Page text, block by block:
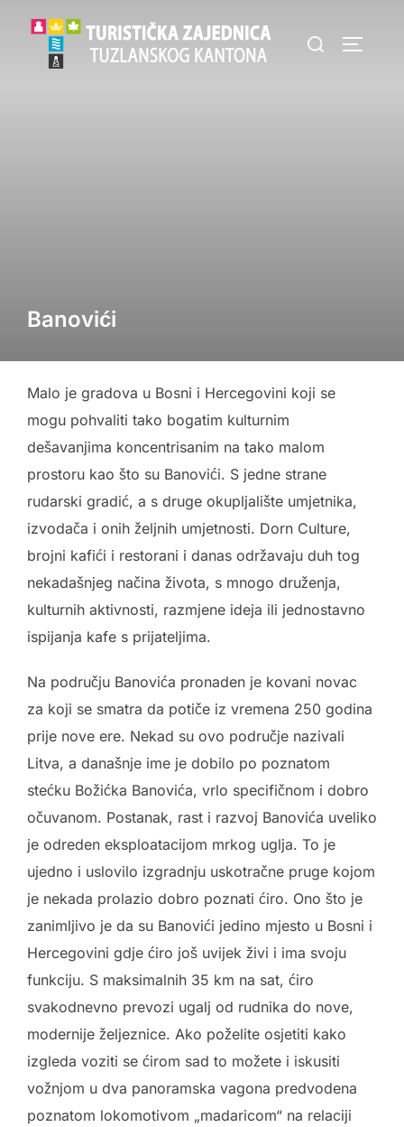
Search
Banovići
Malo je gradova u Bosni i Hercegovini koji se
mogu pohvaliti tako bogatim kulturnim
dešavanjima koncentrisanim na tako malom
prostoru kao što su Banovići. S jedne strane
rudarski gradić, a s druge okupljalište umjetnika,
izvodača i onih željnih umjetnosti. Dorn Culture,
brojni kafići i restorani i danas održavaju duh tog
nekadašnjeg načina života, s mnogo druženja,
kulturnih aktivnosti, razmjene ideja ili jednostavno
ispijanja kafe s prijateljima.
Na području Banovića pronaden je kovani novac
za koji se smatra da potiče iz vremena 250 godina
prije nove ere. Nekad su ovo područje nazivali
Litva, a današnje ime je dobilo po poznatom
stećku Božićka Banovića, vrlo specifičnom i dobro
očuvanom. Postanak, rast i razvoj Banovića uveliko
je odreden eksploatacijom mrkog uglja. To je
ujedno i uslovilo izgradnju uskotračne pruge kojom
je nekada prolazio dobro poznati ćiro. Ono što je
zanimljivo je da su Banovići jedino mjesto u Bosni i
Hercegovini gdje ćiro još uvijek živi i ima svoju
funkciju. S maksimalnih 35 km na sat, ćiro
svakodnevno prevozi ugalj od rudnika do nove,
modernije željeznice. Ako poželite osjetiti kako
izgleda voziti se ćirom sad to možete i iskusiti
vožnjom u dva panoramska vagona predvodena
poznatom lokomotivom „madaricom“ na relaciji